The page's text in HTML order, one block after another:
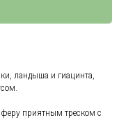
ландыша и гиацинта,
приятным треском c